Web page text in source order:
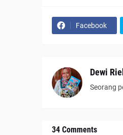
Facebook
Dewi
Seorang
34 Comments